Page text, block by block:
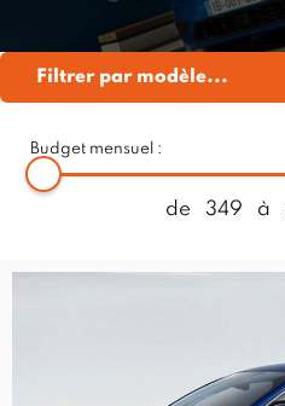
Filtrer par modèle...
Budget mensuel :
de 349 à